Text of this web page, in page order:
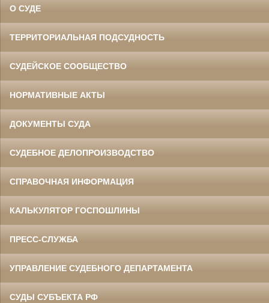
О СУДЕ
ТЕРРИТОРИАЛЬНАЯ ПОДСУДНОСТЬ
СУДЕЙСКОЕ СООБЩЕСТВО
НОРМАТИВНЫЕ АКТЫ
ДОКУМЕНТЫ СУДА
СУДЕБНОЕ ДЕЛОПРОИЗВОДСТВО
СПРАВОЧНАЯ ИНФОРМАЦИЯ
КАЛЬКУЛЯТОР ГОСПОШЛИНЫ
ПРЕСС-СЛУЖБА
УПРАВЛЕНИЕ СУДЕБНОГО ДЕПАРТАМЕНТА
СУДЫ СУБЪЕКТА РФ